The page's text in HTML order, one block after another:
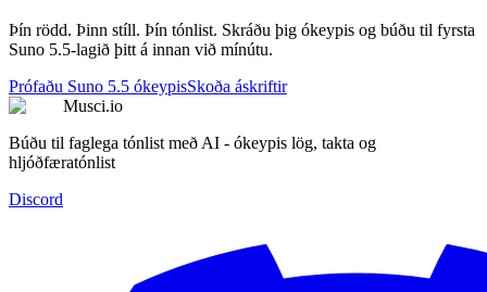
Þín rödd. Þinn stíll. Þín tónlist. Skráðu þig ókeypis og búðu til fyrsta
Suno 5.5-lagið þitt á innan við mínútu.
Prófaðu Suno 5.5 ókeypisSkoða áskriftir
Musci.io
Búðu til faglega tónlist með AI - ókeypis lög, takta og
hljóðfæratónlist
Discord